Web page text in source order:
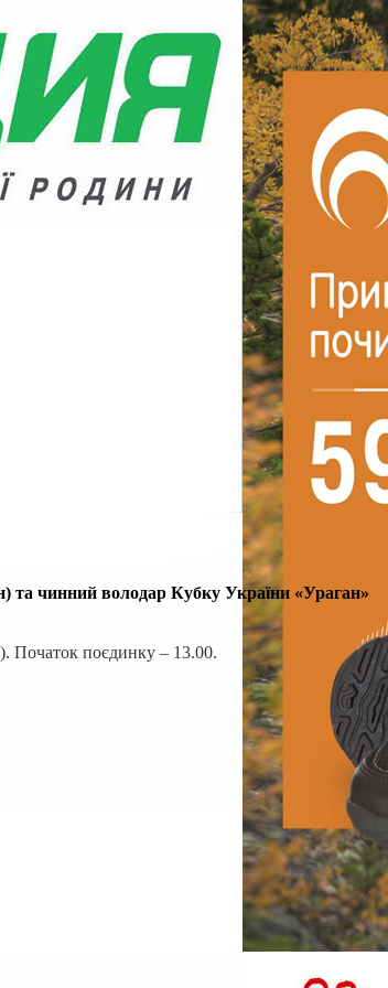
та чинний володар Кубку України «Ураган»
Початок поєдинку – 13.00.